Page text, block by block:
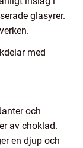
glasyrer.
med
och
av choklad.
en djup och